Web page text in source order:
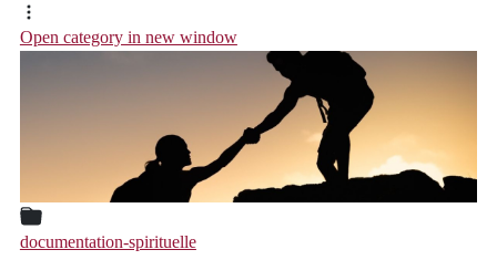
Open category in new window
documentation-spirituelle